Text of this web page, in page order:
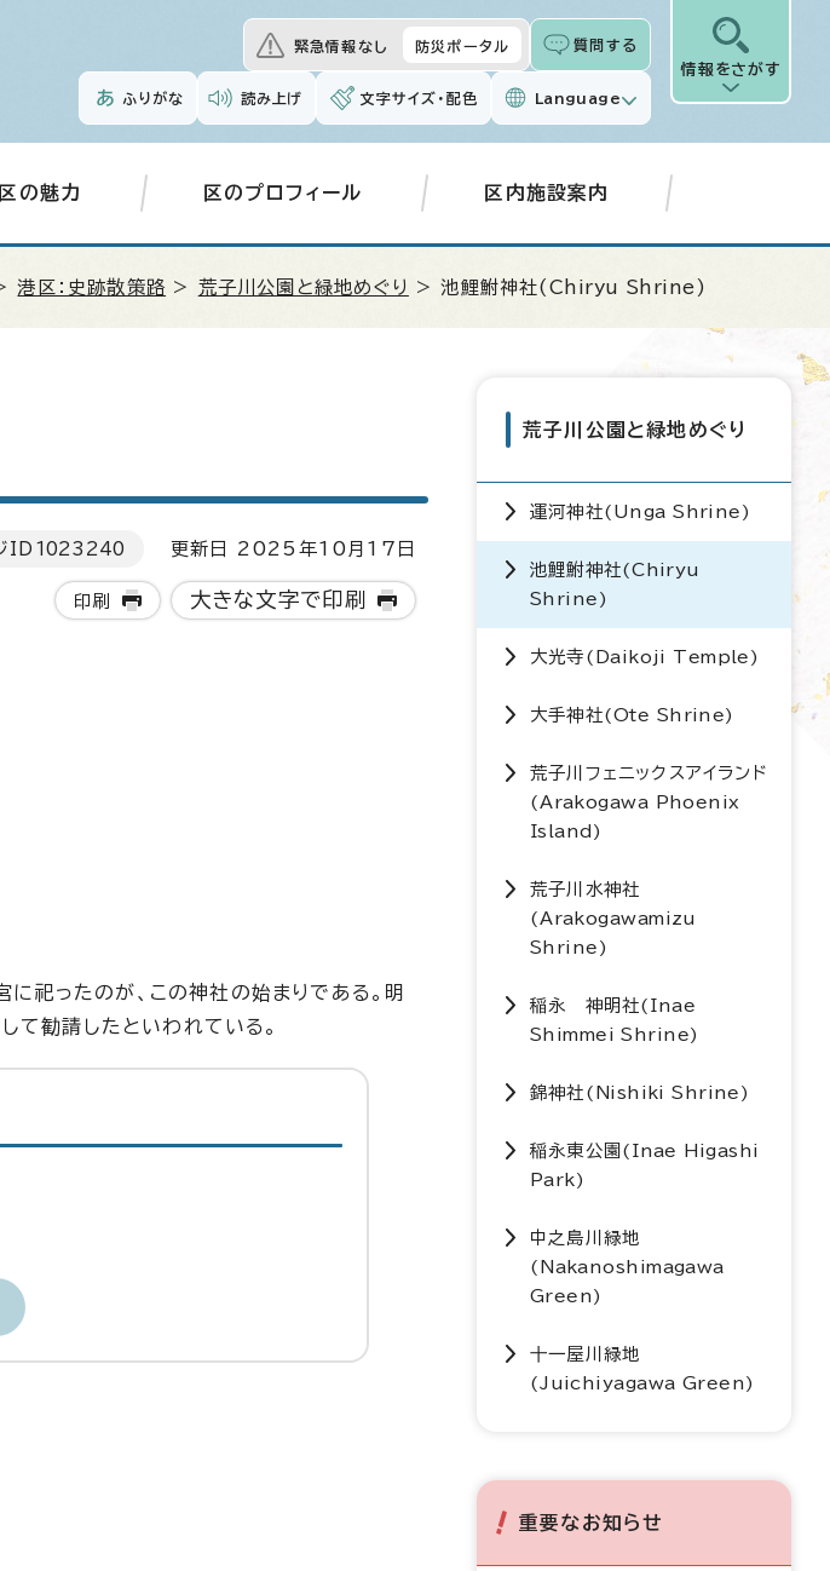
緊急情報なし 防災ポータル 質問する
ふりがな 読み上げ 文字サイズ・配色 Language
情報をさがす
区の魅力 区のプロフィール 区内施設案内
港区：史跡散策路 > 荒子川公園と緑地めぐり > 池鯉鮒神社( Chiryu Shrine )
ID 1023240 更新日 2025年10月17日
印刷 大きな文字で印刷
祀ったのが、この神社の始まりである。明
勧請したといわれている。
荒子川公園と緑地めぐり
運河神社( Unga Shrine )
池鯉鮒神社(Chiryu
Shrine )
大光寺( Daikoji Temple )
大手神社(Ote Shrine)
荒子川フェニックスアイランド
(Arakogawa Phoenix
Island )
荒子川水神社
(Arakogawamizu
Shrine )
稲永 神明社( Inae
Shimmei Shrine)
錦神社( Nishiki Shrine )
稲永東公園( Inae Higashi
Park)
中之島川緑地
( Nakanoshimagawa
Green )
十一屋川緑地
(Juichiyagawa Green )
重要なお知らせ